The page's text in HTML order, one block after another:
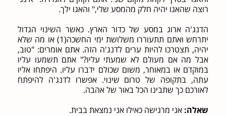
רוצה שהאגו יהיה חלק מהמסע שלי," והאגו ילך.
הדנג'ה ארוג במסע של כדור הארץ. כאשר השינוי הגדול
יתרחש ואתם תתעוררו משלושת ימי החשכה(1) או מה שלא
יהיה, תצטרכו להיות ערים לדנג'ה הזה. אתם אומרים: "טוב,
אבל מה אם מעולם לא שמעתי עליו?" אתם תשמעו עליו
במוקדם או במאוחר, משום שכולם ידברו עליו. היפתחו אליו
עתה, בתקופה של טרום שינוי. אפשרו לדנג'ה להיפתח
לאורכם כך שתבינו הכל באור של אהבה.
שאלה:אני מרגישה כאילו אני נמצאת בבית.